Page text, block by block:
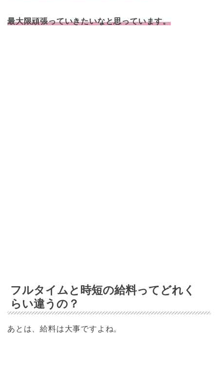
最大限頑張っていきたいなと思っています。
フルタイムと時短の給料ってどれく
らい違うの？
あとは、給料は大事ですよね。